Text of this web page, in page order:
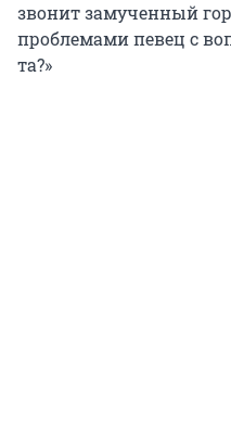
звонит замученный
проблемами певец с
та?»